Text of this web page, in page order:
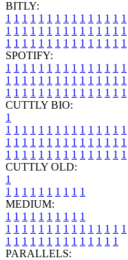
BITLY:
1 1 1 1 1 1 1 1 1 1 1 1 1 1 1
1 1 1 1 1 1 1 1 1 1 1 1 1 1 1
1 1 1 1 1 1 1 1 1 1 1 1 1 1 1
SPOTIFY:
1 1 1 1 1 1 1 1 1 1 1 1 1 1 1
1 1 1 1 1 1 1 1 1 1 1 1 1 1 1
1 1 1 1 1 1 1 1 1 1 1 1 1 1 1
CUTTLY BIO:
1
1 1 1 1 1 1 1 1 1 1 1 1 1 1 1
1 1 1 1 1 1 1 1 1 1 1 1 1 1 1
1 1 1 1 1 1 1 1 1 1 1 1 1 1 1
CUTTLY OLD:
1
1 1 1 1 1 1 1 1 1 1
MEDIUM:
1 1 1 1 1 1 1 1 1 1
1 1 1 1 1 1 1 1 1 1 1 1 1 1 1
1 1 1 1 1 1 1 1 1 1 1 1 1 1
PARALLELS: